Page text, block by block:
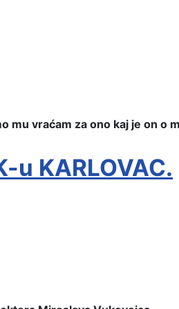
mu vraćam za ono kaj je on o
u KARLOVAC.